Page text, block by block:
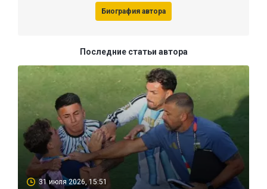
Биография автора
Последние статьи автора
31 июля 2026, 15:51